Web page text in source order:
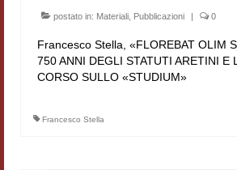
postato in: Materiali Pubblicazioni | 0
Francesco Stella, «FLOREBAT OLIM
750 ANNI DEGLI STATUTI ARETINI E
CORSO SULLO «STUDIUM»
Francesco Stella